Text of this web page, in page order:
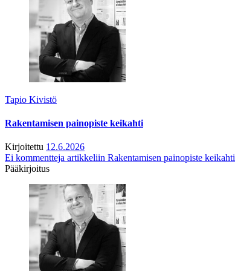
Tapio Kivistö
Rakentamisen painopiste keikahti
Kirjoitettu 12.6.2026
Ei kommentteja artikkeliin Rakentamisen painopiste keikahti
Pääkirjoitus